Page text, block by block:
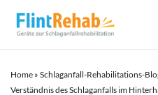
Home » Schlaganfall-Rehabilitations-
Verständnis des Schlaganfalls im